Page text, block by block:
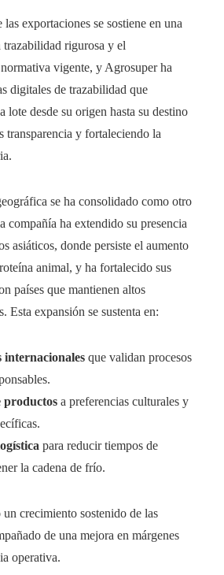
exportaciones se sostiene en una
rigurosa y el
vigente, y Agrosuper ha
digitales de trazabilidad que
lote desde su origen hasta su destino
transparencia y fortaleciendo la
se ha consolidado como otro
compañía ha extendido su presencia
asiáticos, donde persiste el aumento
animal, y ha fortalecido sus
países que mantienen altos
Esta expansión se sustenta en:
internacionales que validan procesos
productos a preferencias culturales y
para reducir tiempos de
la cadena de frío.
crecimiento sostenido de las
de una mejora en márgenes
operativa.